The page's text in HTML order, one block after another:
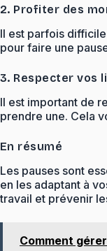
2. Profiter des
Il est parfois
pour faire une
3. Respecter vos
Il est important de
prendre une. Cela
En résumé
Les pauses sont
en les adaptant à
travail et prévenir
Comment